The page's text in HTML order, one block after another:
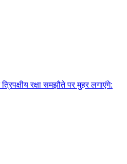
रक्षा समझौते पर मुहर लगाएंगे: